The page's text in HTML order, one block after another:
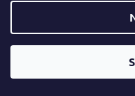
Zlato